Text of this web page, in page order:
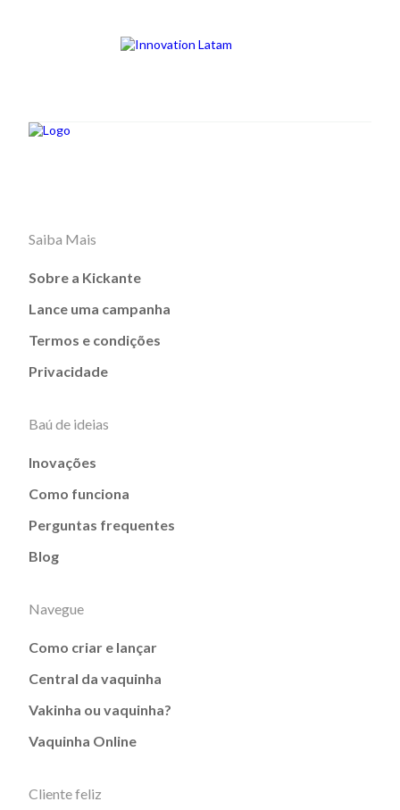
Saiba Mais
Sobre a Kickante
Lance uma campanha
Termos e condições
Privacidade
Baú de ideias
Inovações
Como funciona
Perguntas frequentes
Blog
Navegue
Como criar e lançar
Central da vaquinha
Vakinha ou vaquinha?
Vaquinha Online
Cliente feliz